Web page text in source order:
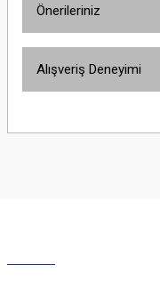
Önerileriniz
yetersiz gördüğünüz
Alışveriş Deneyimi